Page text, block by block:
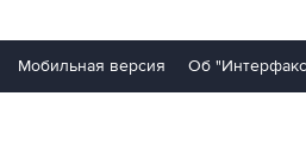
Мобильная версия Об